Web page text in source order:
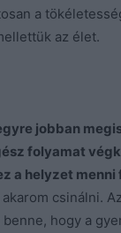
a
az élet.
jobban
folyamat
a helyzet menni
csinálni.
hogy a